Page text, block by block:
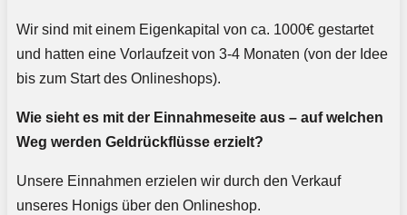
Wir sind mit einem Eigenkapital von ca. 1000€ gestartet
und hatten eine Vorlaufzeit von 3-4 Monaten (von der Idee
bis zum Start des Onlineshops).
Wie sieht es mit der Einnahmeseite aus – auf welchen
Weg werden Geldrückflüsse erzielt?
Unsere Einnahmen erzielen wir durch den Verkauf
unseres Honigs über den Onlineshop.